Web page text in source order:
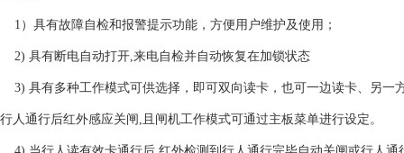
1）具有故障自检和报警提示功能，方便用户维护及使用；
2) 具有断电自动打开,来电自检并自动恢复在加锁状态
3) 具有多种工作模式可供选择，即可双向读卡，也可一边读卡、另一
行人通行后红外感应关闸,且闸机工作模式可通过主板菜单进行设定。